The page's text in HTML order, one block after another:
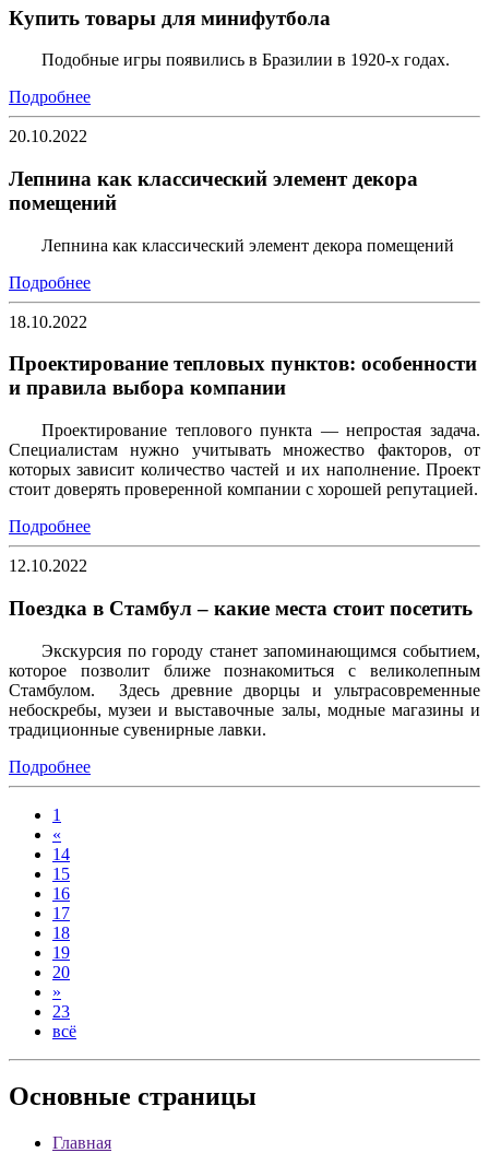
Купить товары для минифутбола
Подобные игры появились в Бразилии в 1920-х годах.
Подробнее
20.10.2022
Лепнина как классический элемент декора
помещений
Лепнина как классический элемент декора помещений
Подробнее
18.10.2022
Проектирование тепловых пунктов: особенности
и правила выбора компании
Проектирование теплового пункта — непростая задача.
Специалистам нужно учитывать множество факторов, от
которых зависит количество частей и их наполнение. Проект
стоит доверять проверенной компании с хорошей репутацией.
Подробнее
12.10.2022
Поездка в Стамбул – какие места стоит посетить
Экскурсия по городу станет запоминающимся событием,
которое позволит ближе познакомиться с великолепным
Стамбулом. Здесь древние дворцы и ультрасовременные
небоскребы, музеи и выставочные залы, модные магазины и
традиционные сувенирные лавки.
Подробнее
1
«
14
15
16
17
18
19
20
»
23
всё
Основные страницы
Главная